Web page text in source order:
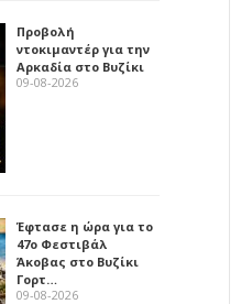
Προβολή
ντοκιμαντέρ για την
Αρκαδία στο Βυζίκι
09-08-2026
Έφτασε η ώρα για το
47ο Φεστιβάλ
Άκοβας στο Βυζίκι
Γορτ…
09-08-2026